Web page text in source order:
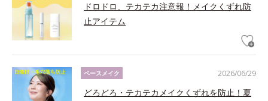
ドロドロ、テカテカ注意報！メイクくずれ防
止アイテム
2026/06/29
ベースメイク
どろどろ・テカテカメイクくずれを防止！夏